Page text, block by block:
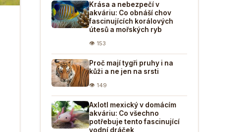
Krása a nebezpečí v
akváriu: Co obnáší chov
fascinujících korálových
útesů a mořských ryb
👁 153
Proč mají tygři pruhy i na
kůži a ne jen na srsti
👁 149
Axlotl mexický v domácím
akváriu: Co všechno
potřebuje tento fascinující
vodní dráček